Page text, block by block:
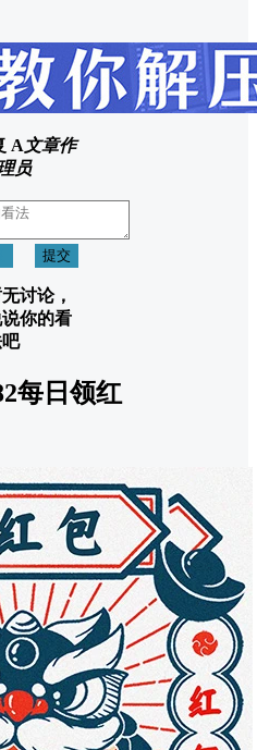
A文章作
员
提交
讨论，
你的看
每日领红